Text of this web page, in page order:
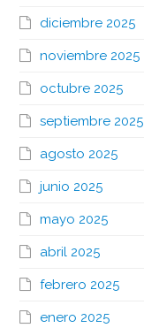
diciembre 2025
noviembre 2025
octubre 2025
septiembre 2025
agosto 2025
junio 2025
mayo 2025
abril 2025
febrero 2025
enero 2025